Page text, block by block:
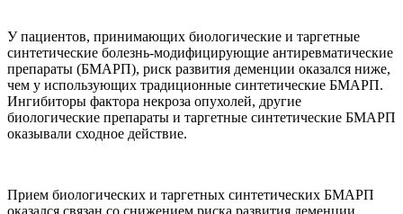
У пациентов, принимающих биологические и таргетные
синтетические болезнь-модифицирующие антиревматические
препараты (БМАРП), риск развития деменции оказался ниже,
чем у использующих традиционные синтетические БМАРП.
Ингибиторы фактора некроза опухолей, другие
биологические препараты и таргетные синтетические БМАРП
оказывали сходное действие.
Прием биологических и таргетных синтетических БМАРП
оказался связан со снижением риска развития деменции.